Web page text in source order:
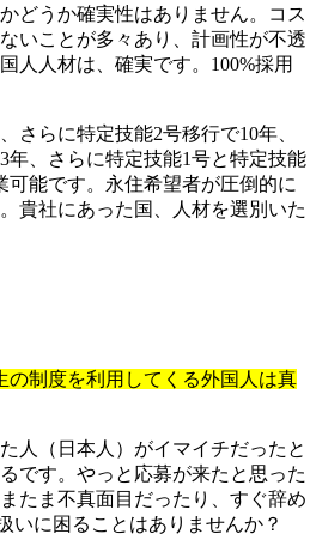
どうか確実性はありません。コス
いことが多々あり、計画性が不透
人人材は、確実です。100%採用
さらに特定技能2号移行で10年、
年、さらに特定技能1号と特定技能
可能です。永住希望者が圧倒的に
貴社にあった国、人材を選別いた
の制度を利用してくる外国人は真
人（日本人）がイマイチだったと
です。やっと応募が来たと思った
たま不真面目だったり、すぐ辞め
いに困ることはありませんか？